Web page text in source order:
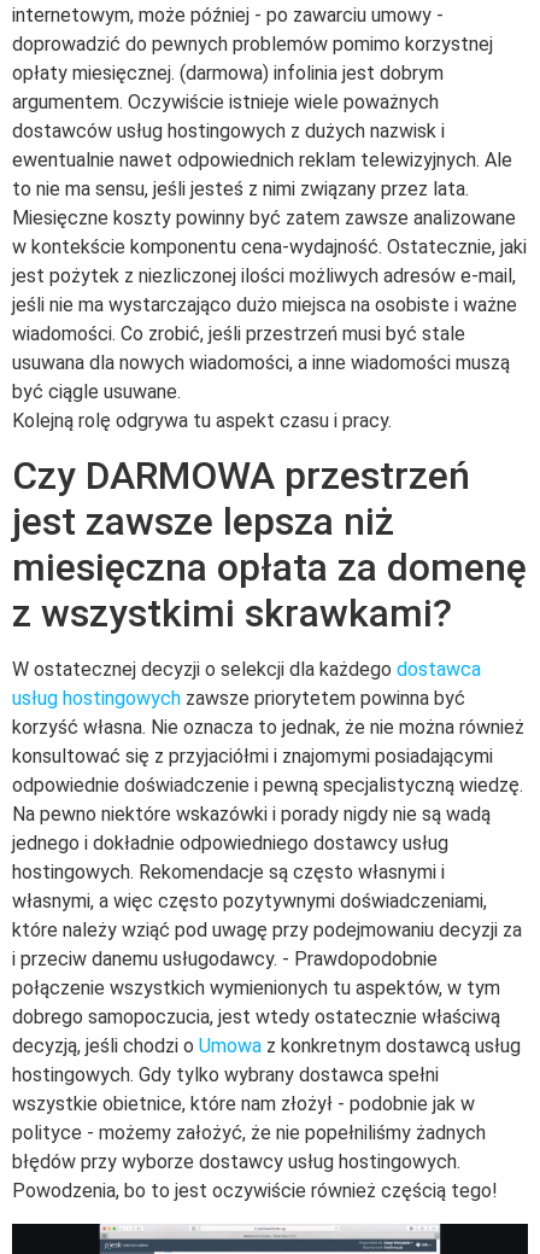
internetowym, może później - po zawarciu umowy -
doprowadzić do pewnych problemów pomimo korzystnej
opłaty miesięcznej. (darmowa) infolinia jest dobrym
argumentem. Oczywiście istnieje wiele poważnych
dostawców usług hostingowych z dużych nazwisk i
ewentualnie nawet odpowiednich reklam telewizyjnych. Ale
to nie ma sensu, jeśli jesteś z nimi związany przez lata.
Miesięczne koszty powinny być zatem zawsze analizowane
w kontekście komponentu cena-wydajność. Ostatecznie, jaki
jest pożytek z niezliczonej ilości możliwych adresów e-mail,
jeśli nie ma wystarczająco dużo miejsca na osobiste i ważne
wiadomości. Co zrobić, jeśli przestrzeń musi być stale
usuwana dla nowych wiadomości, a inne wiadomości muszą
być ciągle usuwane.
Kolejną rolę odgrywa tu aspekt czasu i pracy.
Czy DARMOWA przestrzeń
jest zawsze lepsza niż
miesięczna opłata za domenę
z wszystkimi skrawkami?
W ostatecznej decyzji o selekcji dla każdego dostawca
usług hostingowych zawsze priorytetem powinna być
korzyść własna. Nie oznacza to jednak, że nie można również
konsultować się z przyjaciółmi i znajomymi posiadającymi
odpowiednie doświadczenie i pewną specjalistyczną wiedzę.
Na pewno niektóre wskazówki i porady nigdy nie są wadą
jednego i dokładnie odpowiedniego dostawcy usług
hostingowych. Rekomendacje są często własnymi i
własnymi, a więc często pozytywnymi doświadczeniami,
które należy wziąć pod uwagę przy podejmowaniu decyzji za
i przeciw danemu usługodawcy. - Prawdopodobnie
połączenie wszystkich wymienionych tu aspektów, w tym
dobrego samopoczucia, jest wtedy ostatecznie właściwą
decyzją, jeśli chodzi o Umowa z konkretnym dostawcą usług
hostingowych. Gdy tylko wybrany dostawca spełni
wszystkie obietnice, które nam złożył - podobnie jak w
polityce - możemy założyć, że nie popełniliśmy żadnych
błędów przy wyborze dostawcy usług hostingowych.
Powodzenia, bo to jest oczywiście również częścią tego!